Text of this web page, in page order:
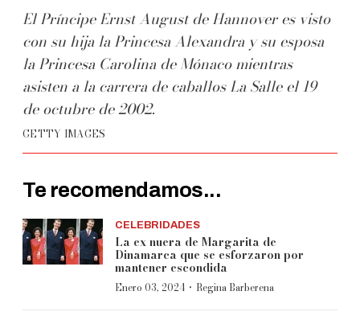
El Príncipe Ernst August de Hannover es visto
con su hija la Princesa Alexandra y su esposa
la Princesa Carolina de Mónaco mientras
asisten a la carrera de caballos La Salle el 19
de octubre de 2002.
GETTY IMAGES
Te recomendamos...
CELEBRIDADES
La ex nuera de Margarita de
Dinamarca que se esforzaron por
mantener escondida
Enero 03, 2024 · Regina Barberena